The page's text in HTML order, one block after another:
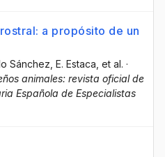
a propósito de un
Sánchez , E. Estaca , et al. ·
animales: revista oficial de
Española de Especialistas